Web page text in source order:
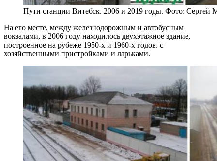
Пути станции Витебск. 2006 и 2019 годы. Фото: Сергей
На его месте, между железнодорожным и автобусным
вокзалами, в 2006 году находилось двухэтажное здание,
построенное на рубеже 1950-х и 1960-х годов, с
хозяйственными пристройками и ларьками.